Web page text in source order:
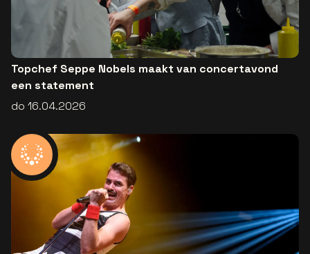
Topchef Seppe Nobels maakt van concertavond
een statement
do 16.04.2026